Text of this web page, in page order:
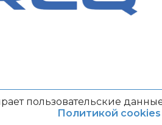
пользовательские
Политикой cookies